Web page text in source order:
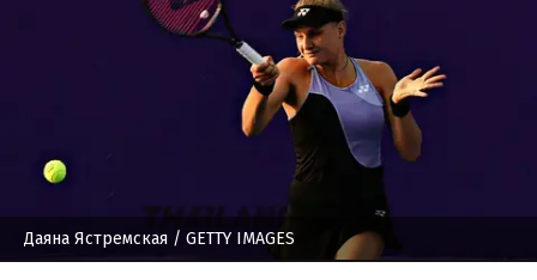
Даяна Ястремская / GETTY IMAGES